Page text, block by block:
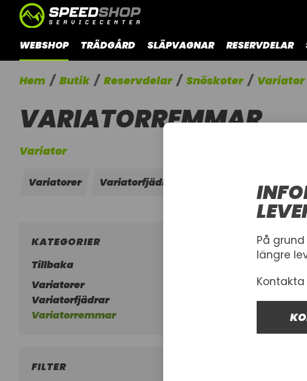
WEBSHOP TRÄDGÅRD SLÄPVAGNAR RESERVDELAR
Hem Butik Reservdelar Snöskoter Variator
VARIATORREMMAR
Variator
Variatorer Variatorfjädrar Variatorremmar
KATEGORIER
Tillbaka
Variatorer
Variatorfjädrar
Variatorremmar
FILTER
På
längre